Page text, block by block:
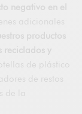
negativo en el
adicionales
productos
reciclados y
de plástico
de restos
de la